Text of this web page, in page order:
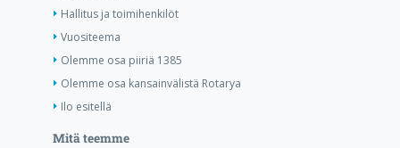
Hallitus ja toimihenkilöt
Vuositeema
Olemme osa piiriä 1385
Olemme osa kansainvälistä Rotarya
Ilo esitellä
Mitä teemme